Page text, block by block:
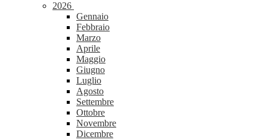
2026
Gennaio
Febbraio
Marzo
Aprile
Maggio
Giugno
Luglio
Agosto
Settembre
Ottobre
Novembre
Dicembre